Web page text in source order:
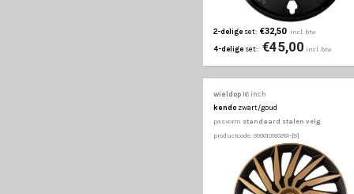
grip pro zwart
pasvormstandaard
productcode: